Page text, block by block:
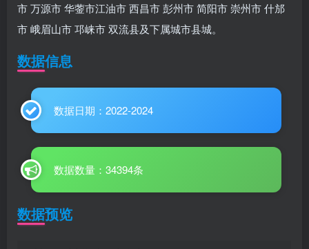
市 万源市 华蓥市江油市 西昌市 彭州市 简阳市 崇州市 什邡
市 峨眉山市 邛崃市 双流县及下属城市县城。
数据信息
数据日期：2022-2024
数据数量：34394条
数据预览